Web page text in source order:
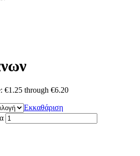
€1.25 through €6.20
Εκκαθάριση